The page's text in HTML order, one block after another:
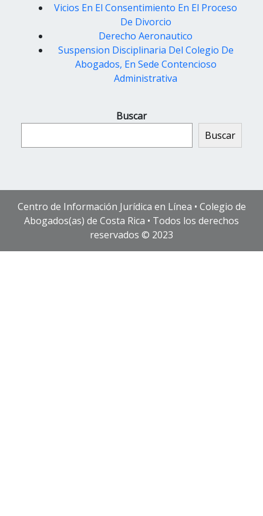
Vicios En El Consentimiento En El Proceso
De Divorcio
Derecho Aeronautico
Suspension Disciplinaria Del Colegio De
Abogados, En Sede Contencioso
Administrativa
Buscar
Buscar
Centro de Información Jurídica en Línea • Colegio de
Abogados(as) de Costa Rica • Todos los derechos
reservados © 2023